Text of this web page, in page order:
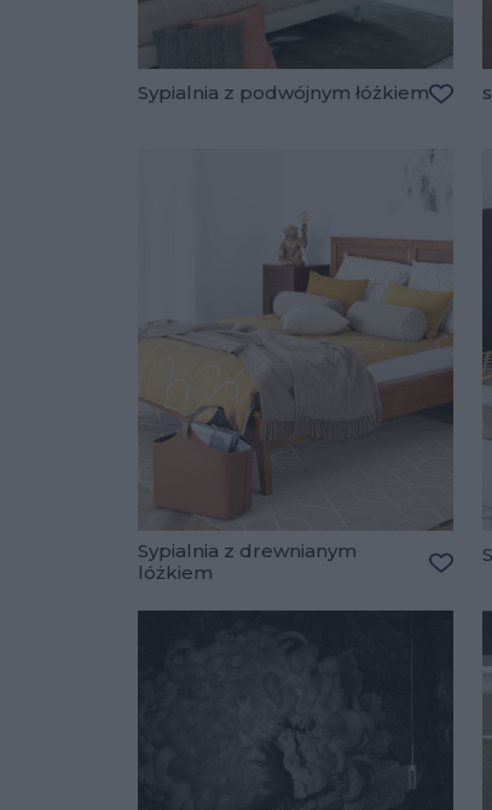
Sypialnia z podwójnym łóżkiem
Sypialnia z drewnianym
lóżkiem